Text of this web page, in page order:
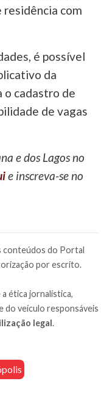
residência com
é possível
da
o cadastro de
de vagas
e dos Lagos no
e inscreva-se no
conteúdos do Portal
por escrito.
ética jornalística,
do veículo responsáveis
legal.